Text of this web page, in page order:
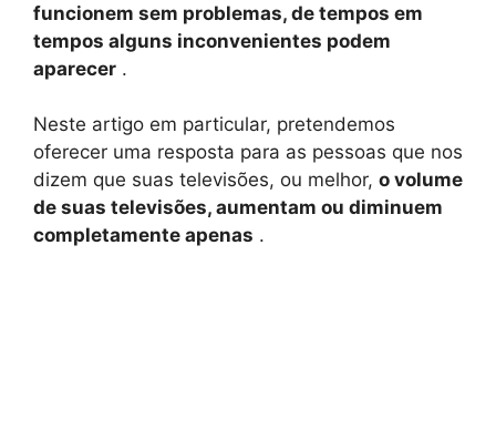
funcionem sem problemas, de tempos em
tempos alguns inconvenientes podem
aparecer .
Neste artigo em particular, pretendemos
oferecer uma resposta para as pessoas que nos
dizem que suas televisões, ou melhor, o volume
de suas televisões, aumentam ou diminuem
completamente apenas .